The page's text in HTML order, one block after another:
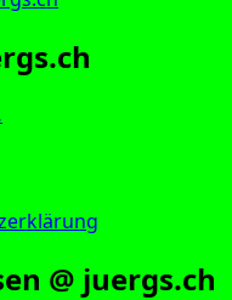
@ juergs.ch